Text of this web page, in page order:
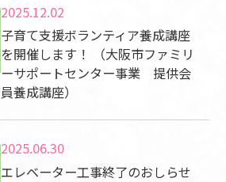
2025.12.02
子育て支援ボランティア養成講座
を開催します！ （大阪市ファミリ
ーサポートセンター事業 提供会
員養成講座）
2025.06.30
エレベーター工事終了のおしらせ